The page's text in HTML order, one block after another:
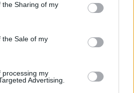
parties.
app uses one or more Google
and store information including but
usage behaviour. You may click to
Google and its third-party tags to
the Sharing of my
the Sale of my
processing my
Advertising.